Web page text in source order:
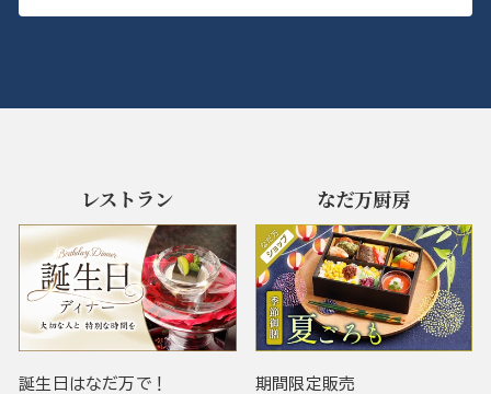
レストラン
誕生日はなだ万で！
なだ万厨房
期間限定販売